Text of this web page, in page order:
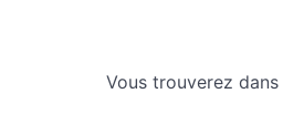
Vous trouverez